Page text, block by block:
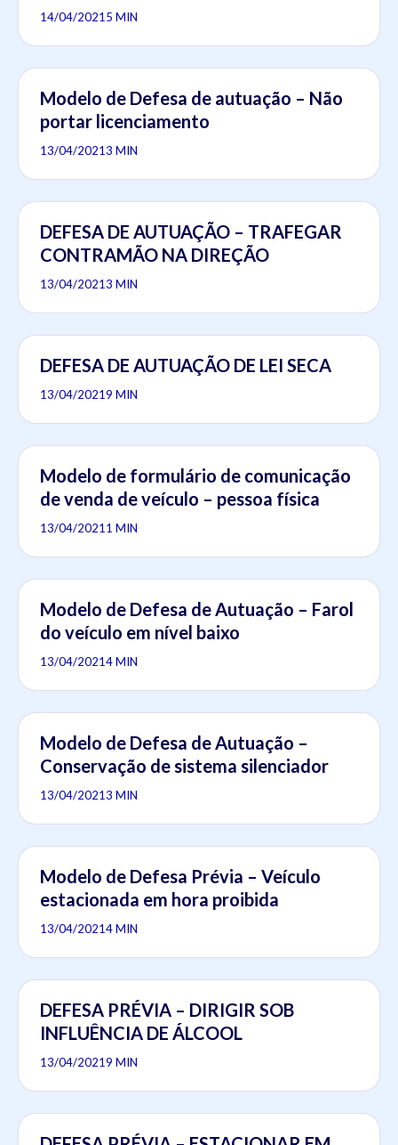
14/04/20215 MIN
Modelo de Defesa de autuação – Não
portar licenciamento
13/04/20213 MIN
DEFESA DE AUTUAÇÃO – TRAFEGAR
CONTRAMÃO NA DIREÇÃO
13/04/20213 MIN
DEFESA DE AUTUAÇÃO DE LEI SECA
13/04/20219 MIN
Modelo de formulário de comunicação
de venda de veículo – pessoa física
13/04/20211 MIN
Modelo de Defesa de Autuação – Farol
do veículo em nível baixo
13/04/20214 MIN
Modelo de Defesa de Autuação –
Conservação de sistema silenciador
13/04/20213 MIN
Modelo de Defesa Prévia – Veículo
estacionada em hora proibida
13/04/20214 MIN
DEFESA PRÉVIA – DIRIGIR SOB
INFLUÊNCIA DE ÁLCOOL
13/04/20219 MIN